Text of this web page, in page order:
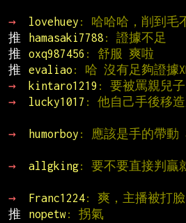
→
lovehuey : 哈哈哈，削到毛
推
hamasaki7788 : 證據不足
推
oxq987456 : 舒服 爽啦
推
evaliao : 哈 沒有足夠證據
→
kintaro1219 : 要被罵親兒子
→
lucky1017 : 他自己手後移造
→
humorboy : 應該是手的帶動
→
allgking: 要不要直接判贏
→
Franc1224: 爽，主播被打臉
推
nopetw: 拐氣